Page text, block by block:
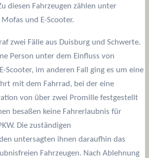
diesen Fahrzeugen zählen unter
und E-Scooter.
zwei Fälle aus Duisburg und Schwerte.
Person unter dem Einfluss von
Scooter, im anderen Fall ging es um eine
mit dem Fahrrad, bei der eine
von über zwei Promille festgestellt
besaßen keine Fahrerlaubnis für
Die zuständigen
untersagten ihnen daraufhin das
Fahrzeugen. Nach Ablehnung